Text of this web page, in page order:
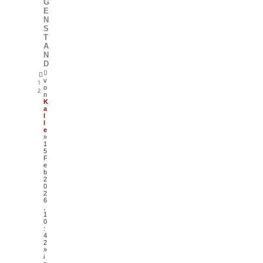
G
E
N
S
T
A
N
D
v
o
n
K
a
l
l
e
»
1
5
F
e
b
2
0
2
6
1
0
:
4
2
»
i
1
2